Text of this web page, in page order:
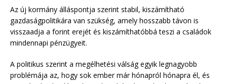
Az új kormány álláspontja szerint stabil, kiszámítható
gazdaságpolitikára van szükség, amely hosszabb távon is
visszaadja a forint erejét és kiszámíthatóbbá teszi a családok
mindennapi pénzügyeit.
A politikus szerint a megélhetési válság egyik legnagyobb
problémája az, hogy sok ember már hónapról hónapra él, és